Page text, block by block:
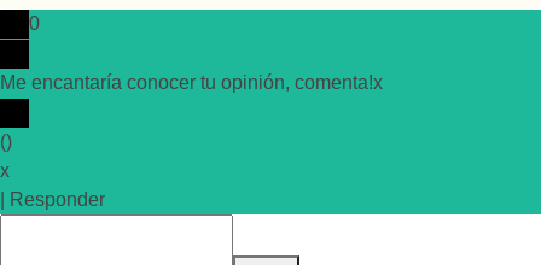
0
Me encantaría conocer tu opinión, comenta!x
()
x
Responder